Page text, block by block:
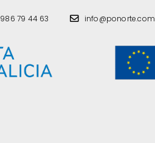
986 79 44 63 info@ponorte.com